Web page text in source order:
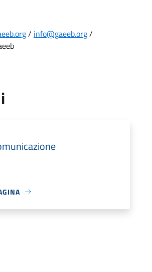
/ info@gaeeb.org/